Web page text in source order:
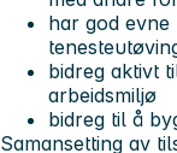
har god
bidreg aktivt
arbeidsmiljø
bidreg til å
Samansetting av